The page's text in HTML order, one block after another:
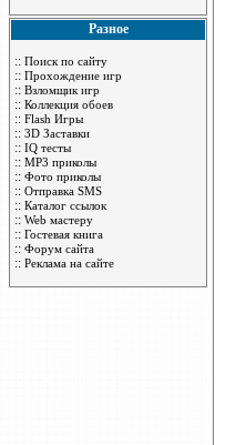
Разное
:: Поиск по сайту
:: Прохождение игр
:: Взломщик игр
:: Коллекция обоев
:: Flash Игры
:: 3D Заставки
:: IQ тесты
:: MP3 приколы
:: Фото приколы
:: Отправка SMS
:: Каталог ссылок
:: Web мастеру
:: Гостевая книга
:: Форум сайта
:: Реклама на сайте